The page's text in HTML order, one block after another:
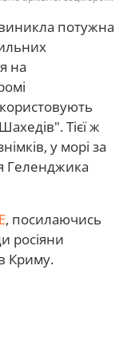
потужна
на
Тієї ж
у морі за
Геленджика
, посилаючись
росіяни
Криму.